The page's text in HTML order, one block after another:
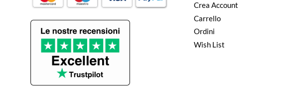
Crea Account
Carrello
Ordini
Wish List